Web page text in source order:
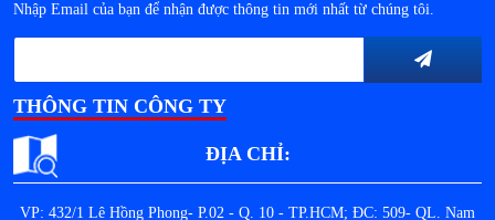
Nhập Email của bạn để nhận được thông tin mới nhất từ chúng tôi.
THÔNG TIN CÔNG TY
ĐỊA CHỈ:
VP: 432/1 Lê Hồng Phong- P.02 - Q. 10 - TP.HCM; ĐC: 509- QL. Nam